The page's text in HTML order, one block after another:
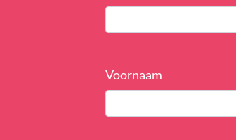
Voornaam